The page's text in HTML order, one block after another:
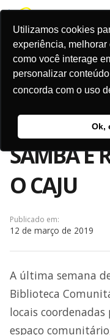
Utilizamos cookies
experiência,
como você interage
personalizar
concorda com o uso
Ok,
SAMBA E
O CAJU
Publicado em:
12 de março de 2019
A última semana
Biblioteca
locais
espaço